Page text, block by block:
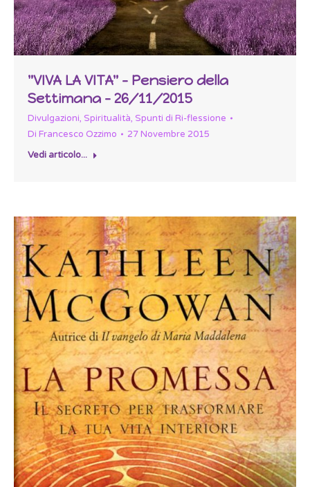
"VIVA LA VITA" – Pensiero della
Settimana – 26/11/2015
Divulgazioni, Spiritualità, Spunti di Ri-flessione
Di Francesco Ozzimo
27 Novembre 2015
Vedi articolo...